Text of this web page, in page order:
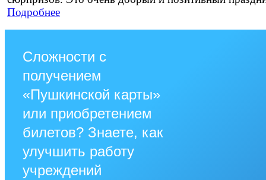
Подробнее
Сложности с
получением
«Пушкинской карты»
или приобретением
билетов? Знаете, как
улучшить работу
учреждений